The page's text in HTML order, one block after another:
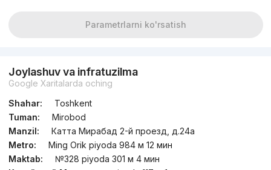
Parametrlarni ko'rsatish
Joylashuv va infratuzilma
Google Xaritalarda oching
Shahar:
Toshkent
Tuman:
Mirobod
Manzil:
Катта Мирабад 2-й проезд, д.24a
Metro:
Ming Orik piyoda 984 м 12 мин
Maktab:
№328 piyoda 301 м 4 мин